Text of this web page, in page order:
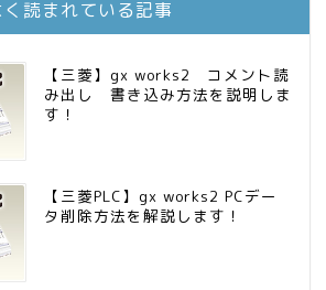
く読まれている記事
【三菱】gx works2 コメント読
み出し 書き込み方法を説明しま
す！
【三菱PLC】gx works2 PCデー
タ削除方法を解説します！